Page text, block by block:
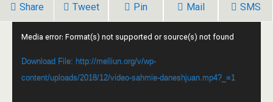
Share Tweet Pin Mail SMS
Media error: Format(s) not supported or source(s) not found
Download File: http://melliun.org/v/wp-
content/uploads/2018/12/video-sahmie-daneshjuan.mp4?_=1